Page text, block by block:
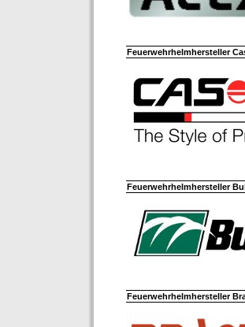
Feuerwehrhelmhersteller
Feuerwehrhelmhersteller
Feuerwehrhelmhersteller